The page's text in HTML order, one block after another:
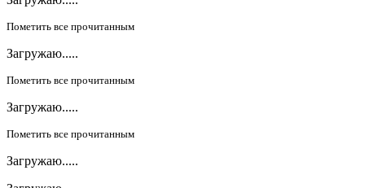
Пометить все прочитанным
Загружаю.....
Пометить все прочитанным
Загружаю.....
Пометить все прочитанным
Загружаю.....